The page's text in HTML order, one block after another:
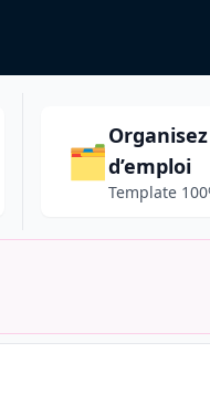
🗂️d’emploi
Template